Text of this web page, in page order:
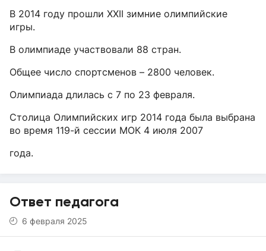
В 2014 году прошли XXII зимние олимпийские
игры.
В олимпиаде участвовали 88 стран.
Общее число спортсменов – 2800 человек.
Олимпиада длилась с 7 по 23 февраля.
Столица Олимпийских игр 2014 года была выбрана
во время 119-й сессии МОК 4 июля 2007
года.
Ответ педагога
6 февраля 2025